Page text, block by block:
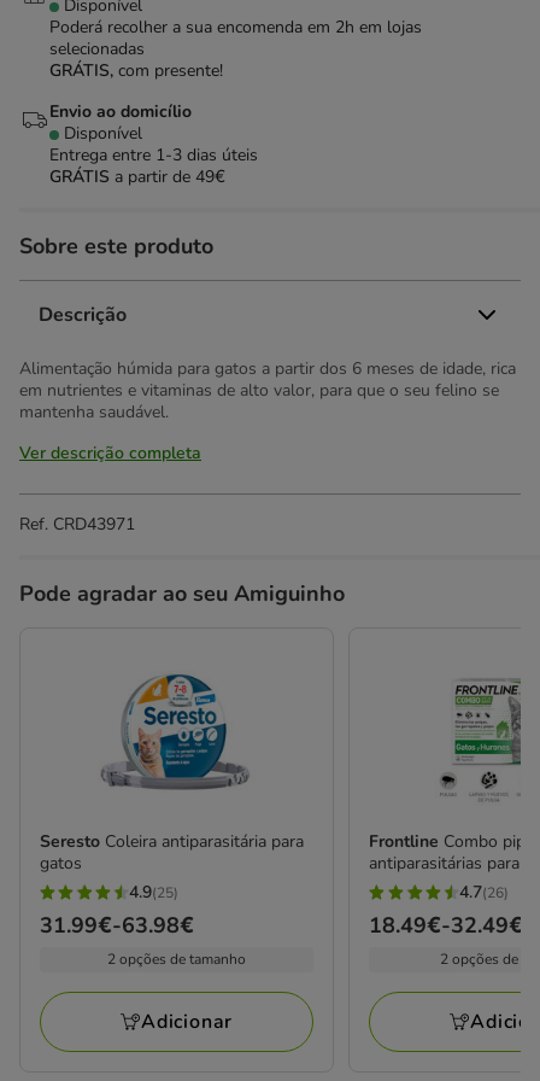
Disponível
Poderá recolher a sua encomenda em 2h em lojas
selecionadas
GRÁTIS, com presente!
Envio ao domicílio
Disponível
Entrega entre 1-3 dias úteis
GRÁTIS a partir de 49€
Sobre este produto
Descrição
Alimentação húmida para gatos a partir dos 6 meses de idade, rica
em nutrientes e vitaminas de alto valor, para que o seu felino se
mantenha saudável.
Ver descrição completa
Ref. CRD43971
Pode agradar ao seu Amiguinho
Seresto Coleira antiparasitária para
gatos
4.9
estrelas
25
avaliações
4.9(25)
Preço
a
63.98€
31.99€-63.98€
2 opções de tamanho
Adicionar
Frontline Combo
antiparasitárias para
4.7
estrelas
26
avaliações
4.7(26)
Preço
a
32.49€
18.49€-32.49€
2 opções de